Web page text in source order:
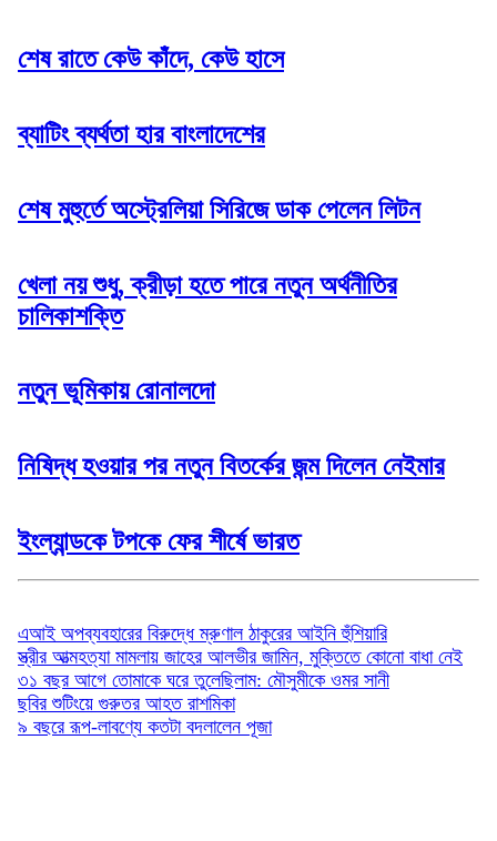
শেষ রাতে কেউ কাঁদে, কেউ হাসে
ব্যাটিং ব্যর্থতা হার বাংলাদেশের
শেষ মুহুর্তে অস্ট্রেলিয়া সিরিজে ডাক পেলেন লিটন
খেলা নয় শুধু, ক্রীড়া হতে পারে নতুন অর্থনীতির
চালিকাশক্তি
নতুন ভূমিকায় রোনালদো
নিষিদ্ধ হওয়ার পর নতুন বিতর্কের জন্ম দিলেন নেইমার
ইংল্যান্ডকে টপকে ফের শীর্ষে ভারত
এআই অপব্যবহারের বিরুদ্ধে ম্রুণাল ঠাকুরের আইনি হুঁশিয়ারি
স্ত্রীর আত্মহত্যা মামলায় জাহের আলভীর জামিন, মুক্তিতে কোনো বাধা নেই
৩১ বছর আগে তোমাকে ঘরে তুলেছিলাম: মৌসুমীকে ওমর সানী
ছবির শুটিংয়ে গুরুতর আহত রাশমিকা
৯ বছরে রূপ-লাবণ্যে কতটা বদলালেন পূজা